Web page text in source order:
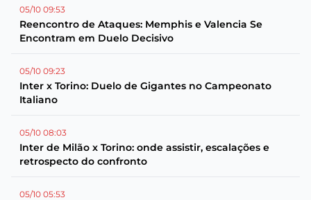
05/10 09:53
Reencontro de Ataques: Memphis e Valencia Se
Encontram em Duelo Decisivo
05/10 09:23
Inter x Torino: Duelo de Gigantes no Campeonato
Italiano
05/10 08:03
Inter de Milão x Torino: onde assistir, escalações e
retrospecto do confronto
05/10 05:53